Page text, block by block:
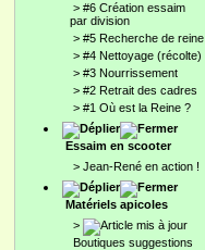
> #6 Création essaim
par division
> #5 Recherche de reine
> #4 Nettoyage (récolte)
> #3 Nourrissement
> #2 Retrait des cadres
> #1 Où est la Reine ?
Essaim en scooter
> Jean-René en action !
Matériels apicoles
>
Boutiques suggestions